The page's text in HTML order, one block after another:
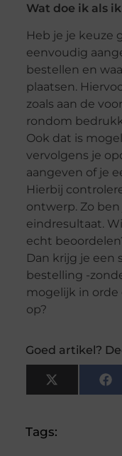
Wat doe ik als
Heb je je keuze
eenvoudig
bestellen en
plaatsen.
zoals aan de
rondom
Ook dat is
vervolgens je
aangeven of je
Hierbij
ontwerp. Zo
eindresultaat.
echt
Dan krijg je een
bestelling -
mogelijk in orde
op?
Goed artikel?
X
(Twitter)
Tags: